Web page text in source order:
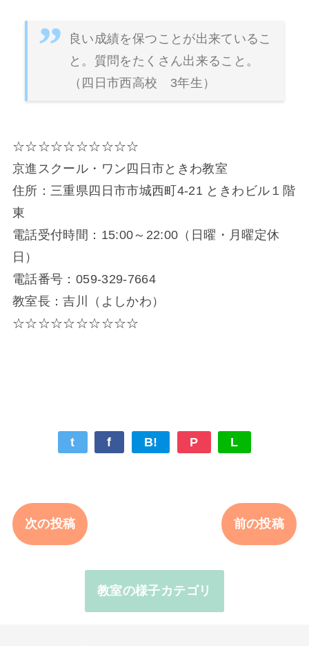
良い成績を保つことが出来ているこ
と。質問をたくさん出来ること。
（四日市西高校 3年生）
☆☆☆☆☆☆☆☆☆☆
京進スクール・ワン四日市ときわ教室
住所：三重県四日市市城西町4-21 ときわビル１階
東
電話受付時間：15:00～22:00（日曜・月曜定休
日）
電話番号：059-329-7664
教室長：吉川（よしかわ）
☆☆☆☆☆☆☆☆☆☆
t f B! P L
次の投稿 前の投稿
教室の様子カテゴリ